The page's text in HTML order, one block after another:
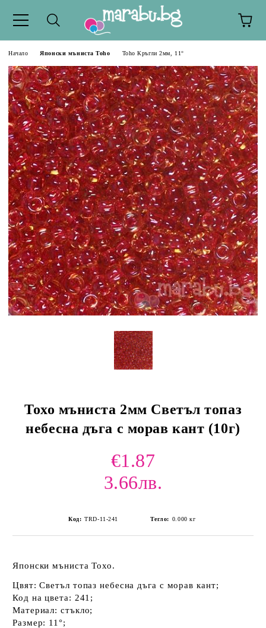
Начало Японски мъниста Toho Toho Кръгли 2мм, 11°
Тохо мъниста 2мм Светъл топаз
небесна дъга с морав кант (10г)
€1.87
3.66лв.
Код: TRD-11-241 Тегло: 0.000 кг
Японски мъниста Тохо.
Цвят: Светъл топаз небесна дъга с морав кант;
Код на цвета: 241;
Материал: стъкло;
Размер: 11°;